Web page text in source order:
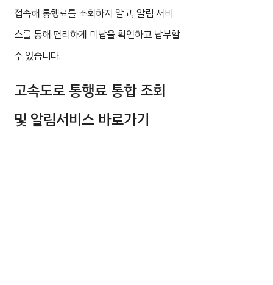
접속해 통행료를 조회하지 말고, 알림 서비
스를 통해 편리하게 미납을 확인하고 납부할
수 있습니다.
고속도로 통행료 통합 조회
및 알림서비스 바로가기